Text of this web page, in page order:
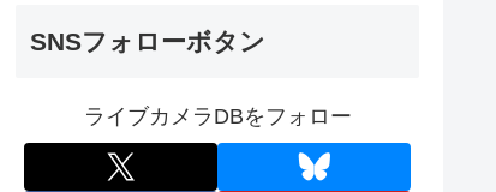
SNSフォローボタン
ライブカメラDBをフォロー